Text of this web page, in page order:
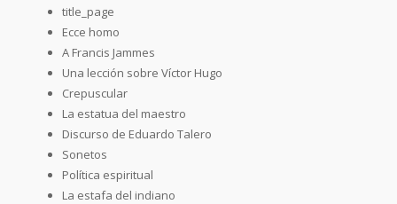
title_page
Ecce homo
A Francis Jammes
Una lección sobre Víctor Hugo
Crepuscular
La estatua del maestro
Discurso de Eduardo Talero
Sonetos
Política espiritual
La estafa del indiano